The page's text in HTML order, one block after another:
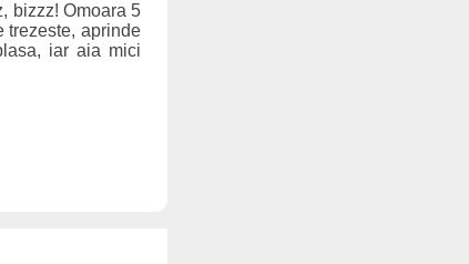
bizzz! Omoara 5
trezeste, aprinde
iar aia mici